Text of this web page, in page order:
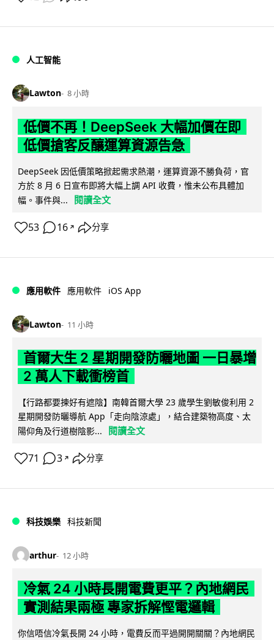
人工智能
Lawton 8 小時
低價不再！DeepSeek 大幅加價在即
低價搶客反釀運算資源告急
DeepSeek 因低價策略掀起需求熱潮，運算資源不勝負荷，官
方於 8 月 6 日宣布即將大幅上調 API 收費，惟未公布具體加
幅。事件與...
閱讀全文
53 16 ↗ 分享
應用軟件 應用軟件 iOS App
Lawton 11 小時
首爾大生 2 星期開發防曬地圖 一日暴增
2 萬人下載衝榜首
【行路都要揀好有遮陰】南韓首爾大學 23 歲學生劉敏俊利用 2
星期開發防曬導航 App「走向陰涼處」，結合建築物高度、太
陽仰角及行道樹陰影...
閱讀全文
71 3 ↗ 分享
科技娛樂 科技新聞
arthur 12 小時
冷氣 24 小時長開電費更平？內地網民
實測結果兩極 專家拆解慳電邏輯
你信唔信冷氣長開 24 小時，電費反而平過開開關關？內地網民